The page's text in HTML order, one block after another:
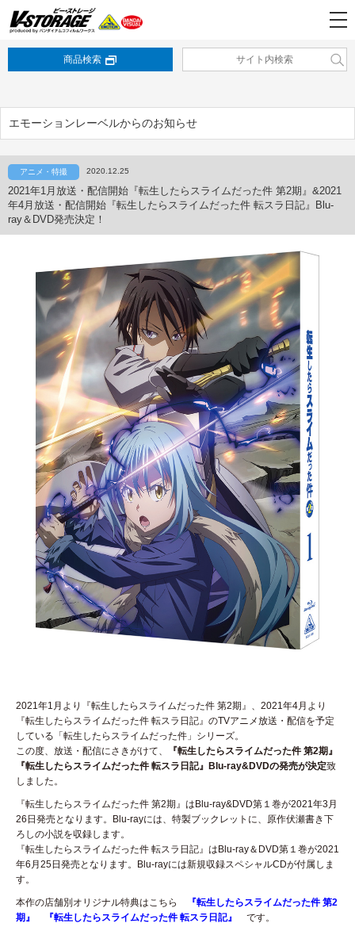
商品検索
エモーションレーベルからのお知らせ
アニメ・特撮 2020.12.25
2021年1月放送・配信開始『転生したらスライムだった件 第2期』&2021
年4月放送・配信開始『転生したらスライムだった件 転スラ日記』Blu-
ray＆DVD発売決定！
2021年1月より『転生したらスライムだった件 第2期』、2021年4月より
『転生したらスライムだった件 転スラ日記』のTVアニメ放送・配信を予定
している「転生したらスライムだった件」シリーズ。
この度、放送・配信にさきがけて、
『転生したらスライムだった件 第2期』
『転生したらスライムだった件 転スラ日記』Blu-ray&DVDの発売が決定致
しました。
『転生したらスライムだった件 第2期』はBlu-ray&DVD第１巻が2021年3月
26日発売となります。Blu-rayには、特製ブックレットに、原作伏瀬書き下
ろしの小説を収録します。
『転生したらスライムだった件 転スラ日記』はBlu-ray＆DVD第１巻が2021
年6月25日発売となります。Blu-rayには新規収録スペシャルCDが付属しま
す。
本作の店舗別オリジナル特典はこちら
『転生したらスライムだった件 第2
期』
『転生したらスライムだった件 転スラ日記』 です。